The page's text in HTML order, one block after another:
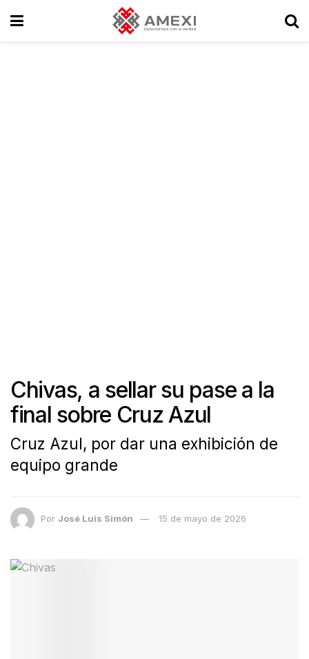
Chivas, a sellar su pase a la
final sobre Cruz Azul
Cruz Azul, por dar una exhibición de
equipo grande
Por José Luis Simón 15 de mayo de 2026